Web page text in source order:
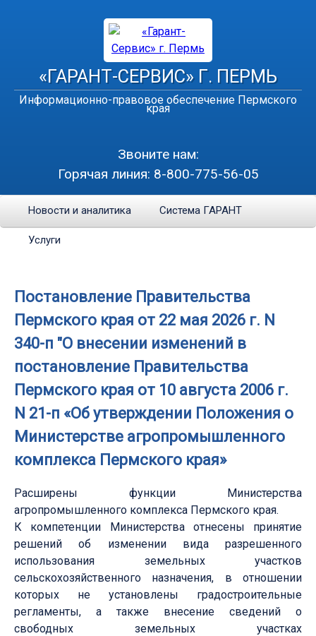
«ГАРАНТ-СЕРВИС» Г. ПЕРМЬ
Информационно-правовое обеспечение Пермского
края
Звоните нам:
Горячая линия: 8-800-775-56-05
Новости и аналитика Система ГАРАНТ
Услуги
Постановление Правительства
Пермского края от 22 мая 2026 г. N
340-п "О внесении изменений в
постановление Правительства
Пермского края от 10 августа 2006 г.
N 21-п «Об утверждении Положения о
Министерстве агропромышленного
комплекса Пермского края»
Расширены функции Министерства
агропромышленного комплекса Пермского края.
К компетенции Министерства отнесены принятие
решений об изменении вида разрешенного
использования земельных участков
сельскохозяйственного назначения, в отношении
которых не установлены градостроительные
регламенты, а также внесение сведений о
свободных земельных участках